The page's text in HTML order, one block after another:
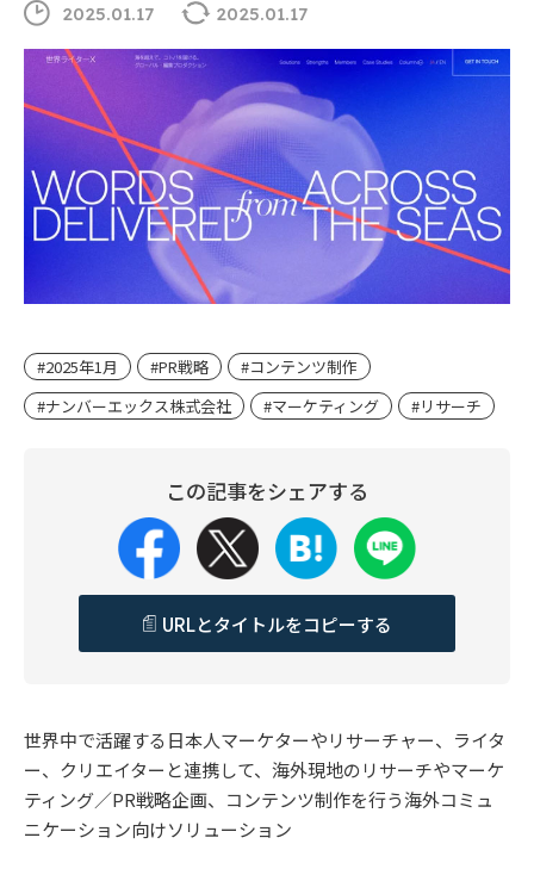
2025.01.17 2025.01.17
#2025年1月 #PR戦略
#コンテンツ制作
#ナンバーエックス株式会社
#マーケティング #リサーチ
この記事をシェアする
URLとタイトルをコピーする
世界中で活躍する日本人マーケターやリサーチャー、ライタ
ー、クリエイターと連携して、海外現地のリサーチやマーケ
ティング／PR戦略企画、コンテンツ制作を行う海外コミュ
ニケーション向けソリューション